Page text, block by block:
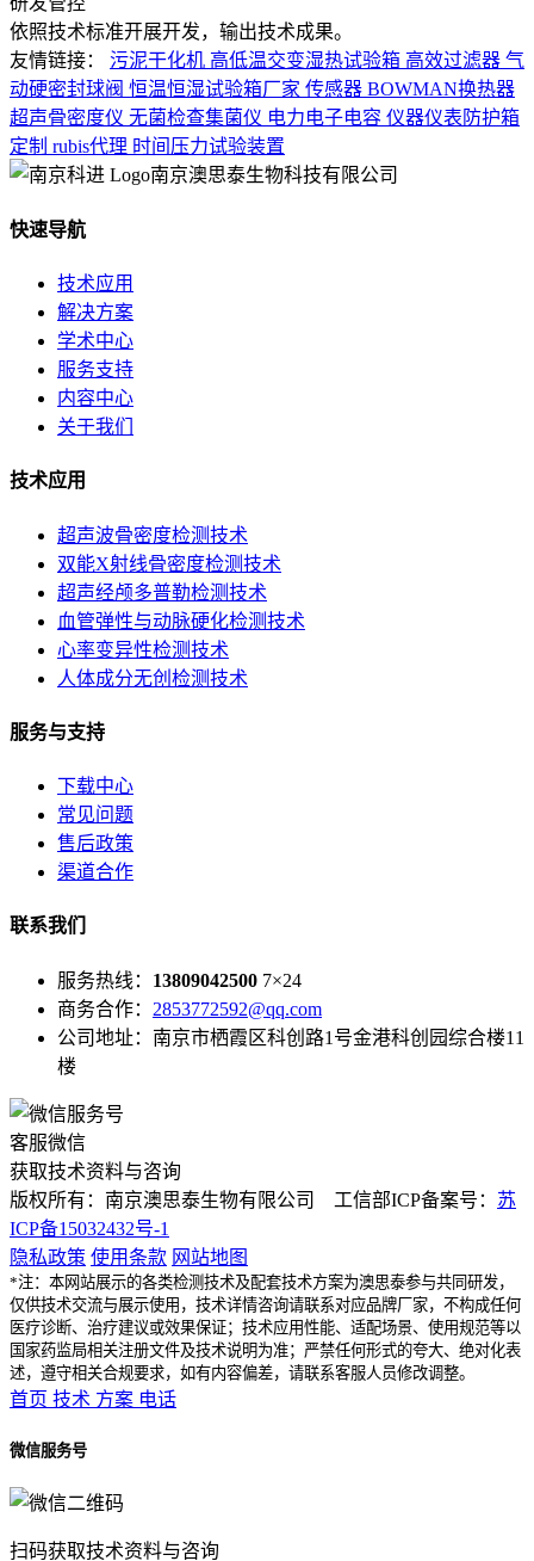
依照技术标准开展开发，输出技术成果。
友情链接：
污泥干化机 高低温交变湿热试验箱 高效过滤器 气
动硬密封球阀 恒温恒湿试验箱厂家 传感器 BOWMAN换热器
超声骨密度仪 无菌检查集菌仪 电力电子电容 仪器仪表防护箱
定制 rubis代理 时间压力试验装置
南京澳思泰生物科技有限公司
快速导航
技术应用
解决方案
学术中心
服务支持
内容中心
关于我们
技术应用
超声波骨密度检测技术
双能X射线骨密度检测技术
超声经颅多普勒检测技术
血管弹性与动脉硬化检测技术
心率变异性检测技术
人体成分无创检测技术
服务与支持
下载中心
常见问题
售后政策
渠道合作
联系我们
服务热线： 13809042500 7×24
商务合作： 2853772592@qq.com
公司地址：南京市栖霞区科创路1号金港科创园综合楼11
楼
客服微信
获取技术资料与咨询
版权所有：南京澳思泰生物有限公司 工信部ICP备案号： 苏
ICP备15032432号-1
隐私政策 使用条款 网站地图
*注：本网站展示的各类检测技术及配套技术方案为澳思泰参与共同研发，
仅供技术交流与展示使用，技术详情咨询请联系对应品牌厂家，不构成任何
医疗诊断、治疗建议或效果保证；技术应用性能、适配场景、使用规范等以
国家药监局相关注册文件及技术说明为准；严禁任何形式的夸大、绝对化表
述，遵守相关合规要求，如有内容偏差，请联系客服人员修改调整。
首页 技术 方案 电话
微信服务号
扫码获取技术资料与咨询